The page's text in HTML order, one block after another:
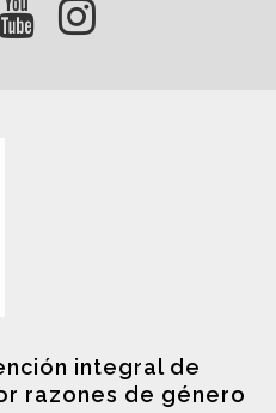
integral de
razones de género